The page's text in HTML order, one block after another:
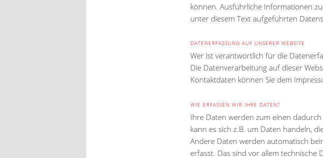
können. Ausführliche Informationen
unter diesem Text aufgeführten
DATENERFASSUNG AUF UNSERER WEBSITE
Wer ist verantwortlich für die
Die Datenverarbeitung auf dieser
Kontaktdaten können Sie dem
WIE ERFASSEN WIR IHRE DATEN?
Ihre Daten werden zum einen
kann es sich z.B. um Daten handeln,
Andere Daten werden automatisch
erfasst. Das sind vor allem technische